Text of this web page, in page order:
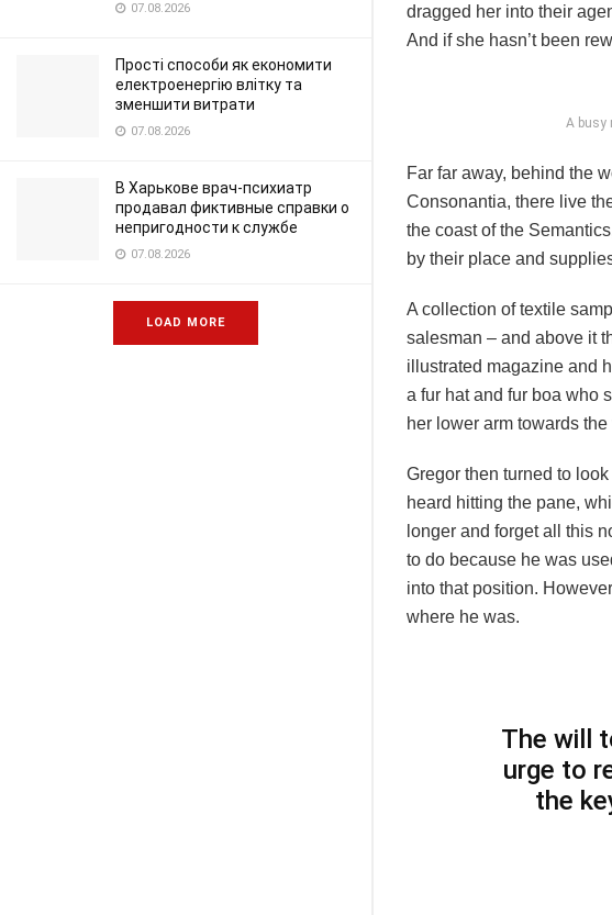
07.08.2026
Прості способи як економити
електроенергію влітку та
зменшити витрати
07.08.2026
В Харькове врач-психиатр
продавал фиктивные справки о
непригодности к службе
07.08.2026
LOAD MORE
dragged her into their
And if she hasn’t been
A busy
Far far away, behind the
Consonantia, there live
the coast of the
by their place and
A collection of textile
salesman – and above it
illustrated magazine and
a fur hat and fur boa who
her lower arm towards the
Gregor then turned to
heard hitting the pane,
longer and forget all this
to do because he was
into that position.
where he was.
The will
urge to
the